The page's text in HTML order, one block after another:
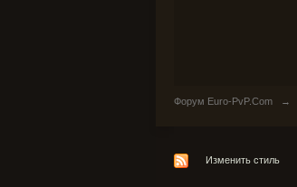
Форум Euro-PvP.Com →
Изменить стиль